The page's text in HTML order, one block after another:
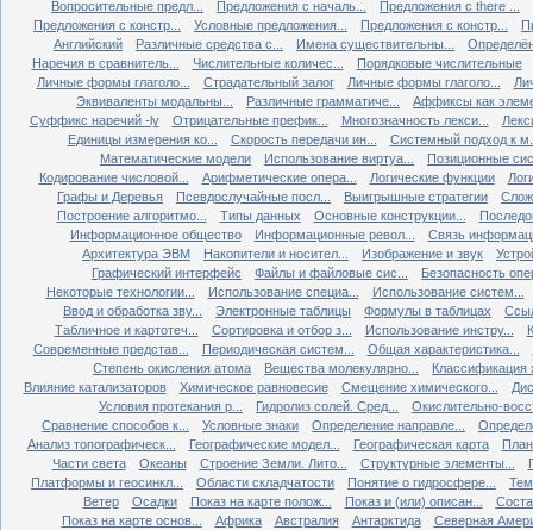
Вопросительные предл...
Предложения с началь...
Предложения с there ...
Предложения с констр...
Условные предложения... Предложения с констр...
Английский
Различные средства с... Имена существительны...
Наречия в сравнитель...
Числительные количес...
Порядковые числительные
Личные формы глаголо...
Страдательный залог Личные формы глаголо...
Эквиваленты модальны...
Различные грамматиче...
Аффиксы как
Суффикс наречий -ly
Отрицательные префик... Многозначность лекси...
Единицы измерения ко...
Скорость передачи ин...
Системный подход к
Математические модели
Использование виртуа...
Позиционные
Кодирование числовой...
Арифметические опера... Логические функции
Графы и Деревья
Псевдослучайные посл... Выигрышные стратегии
Построение алгоритмо...
Типы данных Основные конструкции...
Информационное общество
Информационные револ...
Связь
Архитектура ЭВМ
Накопители и носител... Изображение и звук
Графический интерфейс
Файлы и файловые сис...
Безопасность
Некоторые технологии...
Использование специа...
Использование систем...
Ввод и обработка зву...
Электронные таблицы Формулы в таблицах
Табличное и картотеч...
Сортировка и отбор з... Использование инстру...
Современные представ...
Периодическая систем... Общая характеристика...
Степень окисления атома
Вещества молекулярно...
Классификация
Влияние катализаторов
Химическое равновесие Смещение химического...
Условия протекания р...
Гидролиз солей. Сред...
Окислительно-
Сравнение способов к...
Условные знаки Определение направле...
Анализ топографическ...
Географические модел... Географическая карта
Части света
Океаны Строение Земли. Лито... Структурные элементы...
Платформы и геосинкл...
Области складчатости Понятие о гидросфере...
Ветер
Осадки Показ на карте полож... Показ и (или) описан...
Показ на карте основ...
Африка Австралия Антарктида
Северная